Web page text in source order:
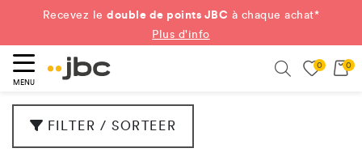
Recevez ledouble de points JBC à chaque achat*
Plus d'info
MENU
0 0
FILTER / SORTEER